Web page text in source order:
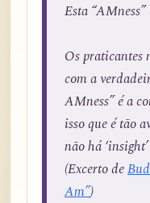
Esta “AMness”
Os praticantes
com a
AMness” é a
isso que é tão
não há
(Excerto de
Am”)